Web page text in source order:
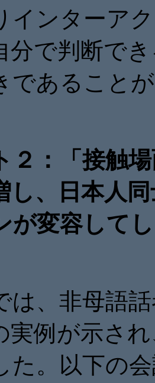
インターア
分で判断で
であること
２：「接触
し、日本人
が変容して
は、非母語
実例が示さ
た。以下の